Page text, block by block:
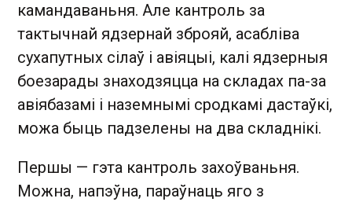
камандаваньня. Але кантроль за
тактычнай ядзернай зброяй, асабліва
сухапутных сілаў і авіяцыі, калі ядзерныя
боезарады знаходзяцца на складах па-за
авіябазамі і наземнымі сродкамі дастаўкі,
можа быць падзелены на два складнікі.
Першы — гэта кантроль захоўваньня.
Можна, напэўна, параўнаць яго з